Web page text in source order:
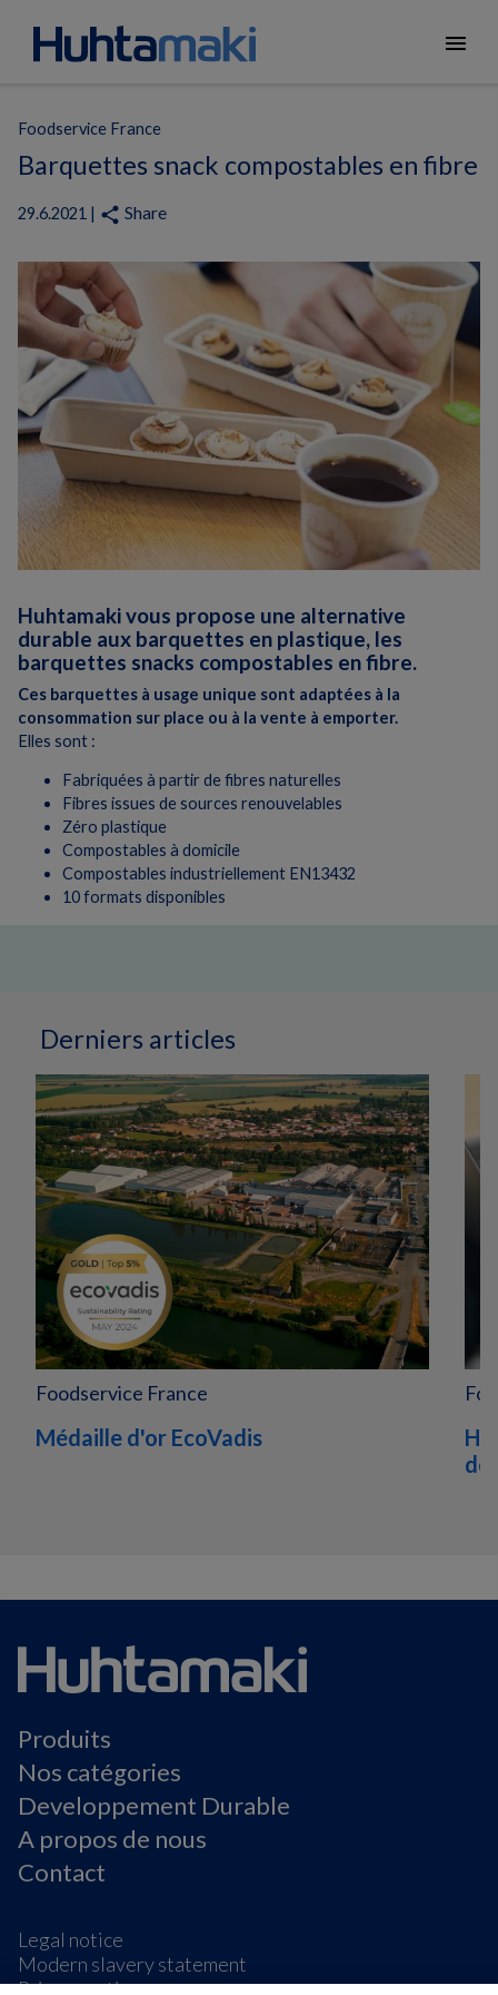
menu
Foodservice France
Barquettes snack compostables en fibre
29.6.2021 | share Share
Huhtamaki vous propose une alternative
durable aux barquettes en plastique, les
barquettes snacks compostables en fibre.
Ces barquettes à usage unique sont adaptées à la
consommation sur place ou à la vente à emporter.
Elles sont :
Fabriquées à partir de fibres naturelles
Fibres issues de sources renouvelables
Zéro plastique
Compostables à domicile
Compostables industriellement EN13432
10 formats disponibles
Derniers articles
Foodservice France
Médaille d'or EcoVadis
Produits
Nos catégories
Developpement Durable
A propos de nous
Contact
Legal notice
Modern slavery statement
Privacy notice